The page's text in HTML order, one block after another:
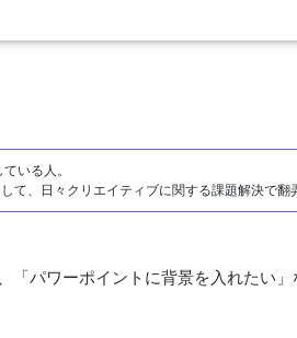
いる人。
て、日々クリエイティブに関する課題解決で翻
「パワーポイントに背景を入れたい